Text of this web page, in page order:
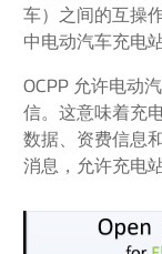
车）之间的互操
中电动汽车充电
OCPP 允许电动
信。这意味着充
数据、资费信息
消息，允许充电